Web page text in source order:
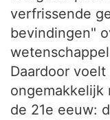
verfrissende
bevindingen"
Daardoor
de 21e eeuw: